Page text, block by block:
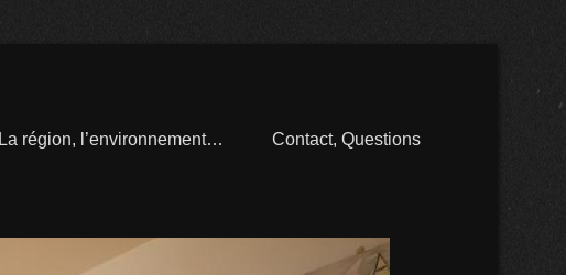
La région, l’environnement… Contact, Questions